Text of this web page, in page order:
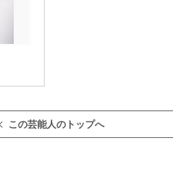
この芸能人のトップへ